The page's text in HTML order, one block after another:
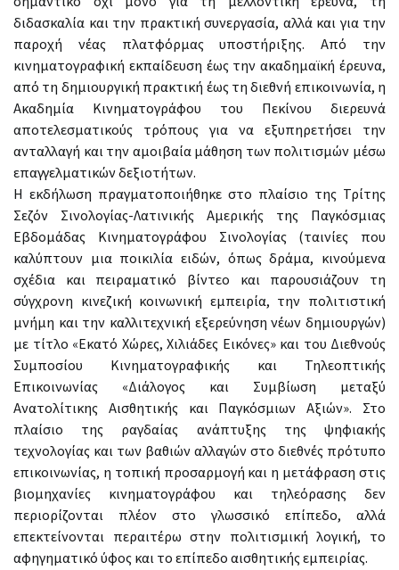
διδασκαλία και την πρακτική συνεργασία, αλλά και για την
παροχή νέας πλατφόρμας υποστήριξης. Από την
κινηματογραφική εκπαίδευση έως την ακαδημαϊκή έρευνα,
από τη δημιουργική πρακτική έως τη διεθνή επικοινωνία, η
Ακαδημία Κινηματογράφου του Πεκίνου διερευνά
αποτελεσματικούς τρόπους για να εξυπηρετήσει την
ανταλλαγή και την αμοιβαία μάθηση των πολιτισμών μέσω
επαγγελματικών δεξιοτήτων.
Η εκδήλωση πραγματοποιήθηκε στο πλαίσιο της Τρίτης
Σεζόν Σινολογίας-Λατινικής Αμερικής της Παγκόσμιας
Εβδομάδας Κινηματογράφου Σινολογίας (ταινίες που
καλύπτουν μια ποικιλία ειδών, όπως δράμα, κινούμενα
σχέδια και πειραματικό βίντεο και παρουσιάζουν τη
σύγχρονη κινεζική κοινωνική εμπειρία, την πολιτιστική
μνήμη και την καλλιτεχνική εξερεύνηση νέων δημιουργών)
με τίτλο «Εκατό Χώρες, Χιλιάδες Εικόνες» και του Διεθνούς
Συμποσίου Κινηματογραφικής και Τηλεοπτικής
Επικοινωνίας «Διάλογος και Συμβίωση μεταξύ
Ανατολίτικης Αισθητικής και Παγκόσμιων Αξιών». Στο
πλαίσιο της ραγδαίας ανάπτυξης της ψηφιακής
τεχνολογίας και των βαθιών αλλαγών στο διεθνές πρότυπο
επικοινωνίας, η τοπική προσαρμογή και η μετάφραση στις
βιομηχανίες κινηματογράφου και τηλεόρασης δεν
περιορίζονται πλέον στο γλωσσικό επίπεδο, αλλά
επεκτείνονται περαιτέρω στην πολιτισμική λογική, το
αφηγηματικό ύφος και το επίπεδο αισθητικής εμπειρίας.